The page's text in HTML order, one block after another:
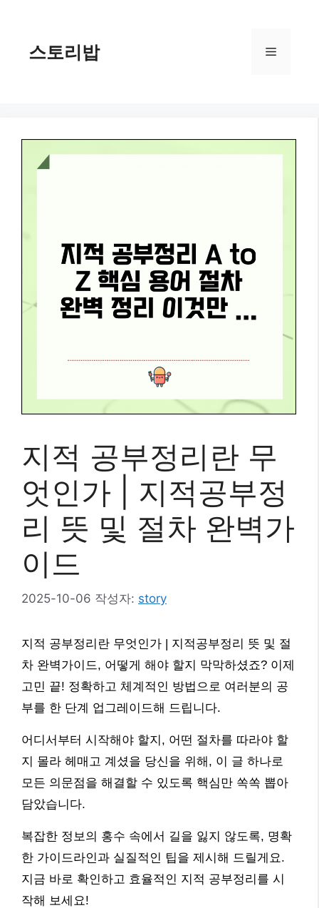
스토리밥 메
지적 공부정리란 무
엇인가 | 지적공부정
리 뜻 및 절차 완벽가
이드
2025-10-06 작성자: story
지적 공부정리란 무엇인가 | 지적공부정리 뜻 및 절
차 완벽가이드, 어떻게 해야 할지 막막하셨죠? 이제
고민 끝! 정확하고 체계적인 방법으로 여러분의 공
부를 한 단계 업그레이드해 드립니다.
어디서부터 시작해야 할지, 어떤 절차를 따라야 할
지 몰라 헤매고 계셨을 당신을 위해, 이 글 하나로
모든 의문점을 해결할 수 있도록 핵심만 쏙쏙 뽑아
담았습니다.
복잡한 정보의 홍수 속에서 길을 잃지 않도록, 명확
한 가이드라인과 실질적인 팁을 제시해 드릴게요.
지금 바로 확인하고 효율적인 지적 공부정리를 시
작해 보세요!